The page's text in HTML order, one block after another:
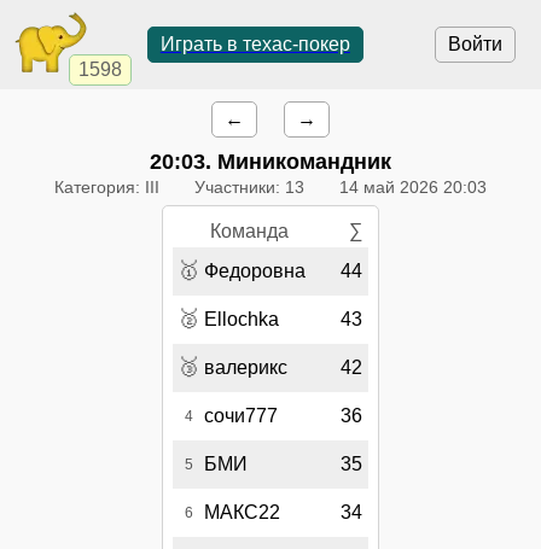
1598
Войти
Играть в техас-покер
← →
20:03. Миникомандник
Категория: III Участники: 13 14 май 2026 20:03
Команда ∑
🥇 Федоровна 44
🥈 Ellochka 43
🥉 валерикс 42
4 сочи777 36
5 БМИ 35
6 МАКС22 34